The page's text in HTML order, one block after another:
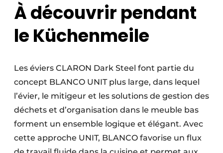
À découvrir pendant
le Küchenmeile
Les éviers CLARON Dark Steel font partie du
concept BLANCO UNIT plus large, dans lequel
l’évier, le mitigeur et les solutions de gestion des
déchets et d’organisation dans le meuble bas
forment un ensemble logique et élégant. Avec
cette approche UNIT, BLANCO favorise un flux